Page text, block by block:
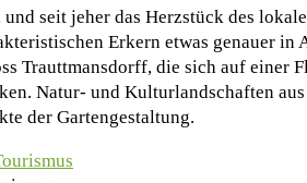
seit jeher das Herzstück des
Erkern etwas genauer
Trauttmansdorff, die sich auf einer
Natur- und Kulturlandschaften
der Gartengestaltung.